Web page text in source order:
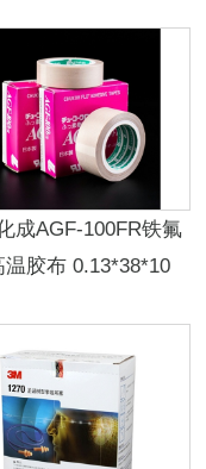
成AGF-100FR铁氟
温胶布 0.13*38*10